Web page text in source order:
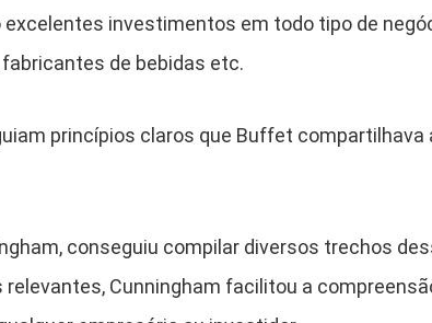
investimentos em todo tipo de
de bebidas etc.
princípios claros que Buffet compartilhava
conseguiu compilar diversos trechos
Cunningham facilitou a